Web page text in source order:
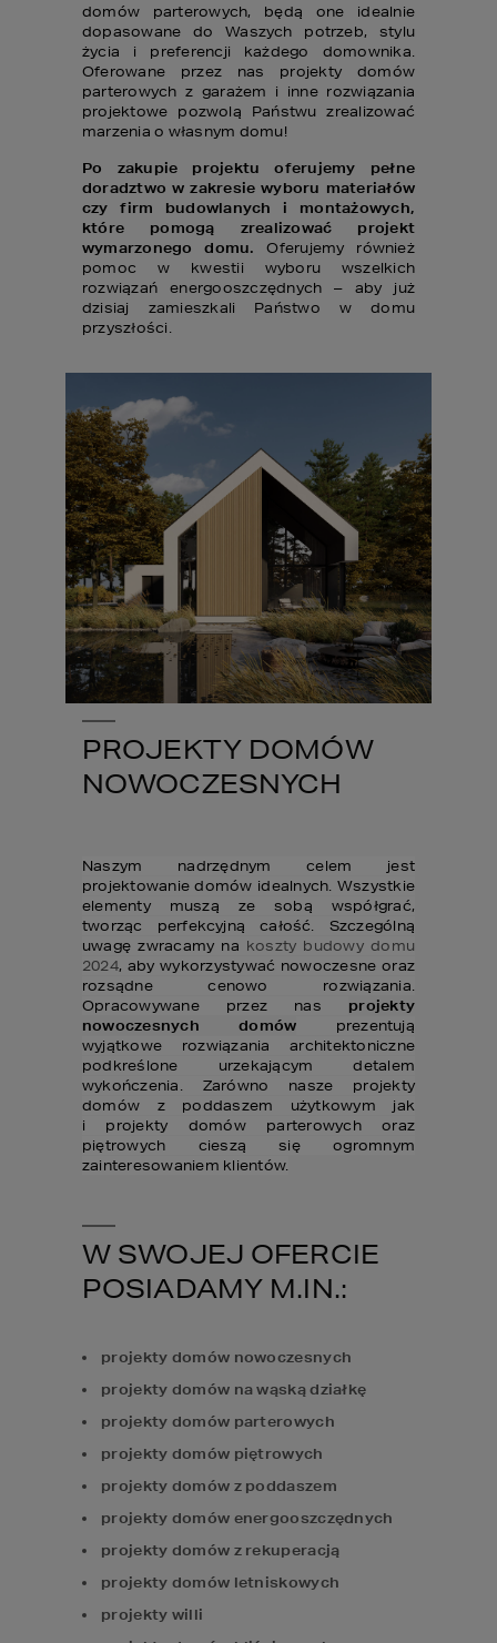
domów parterowych, będą one idealnie
dopasowane do Waszych potrzeb, stylu
życia i preferencji każdego domownika.
Oferowane przez nas projekty domów
parterowych z garażem i inne rozwiązania
projektowe pozwolą Państwu zrealizować
marzenia o własnym domu!
Po zakupie projektu oferujemy pełne
doradztwo w zakresie wyboru materiałów
czy firm budowlanych i montażowych,
które pomogą zrealizować projekt
wymarzonego domu.
Oferujemy również
pomoc w kwestii wyboru wszelkich
rozwiązań energooszczędnych – aby już
dzisiaj zamieszkali Państwo w domu
przyszłości.
PROJEKTY DOMÓW
NOWOCZESNYCH
Naszym nadrzędnym celem jest
projektowanie domów idealnych. Wszystkie
elementy muszą ze sobą współgrać,
tworząc perfekcyjną całość. Szczególną
uwagę zwracamy na koszty budowy domu
2024, aby wykorzystywać nowoczesne oraz
rozsądne cenowo rozwiązania.
Opracowywane przez nas
projekty
nowoczesnych domów
prezentują
wyjątkowe rozwiązania architektoniczne
podkreślone urzekającym detalem
wykończenia. Zarówno nasze projekty
domów z poddaszem użytkowym jak
i projekty domów parterowych oraz
piętrowych cieszą się ogromnym
zainteresowaniem klientów.
W SWOJEJ OFERCIE
POSIADAMY M.IN.:
projekty domów nowoczesnych
projekty domów na wąską działkę
projekty domów parterowych
projekty domów piętrowych
projekty domów z poddaszem
projekty domów energooszczędnych
projekty domów z rekuperacją
projekty domów letniskowych
projekty willi